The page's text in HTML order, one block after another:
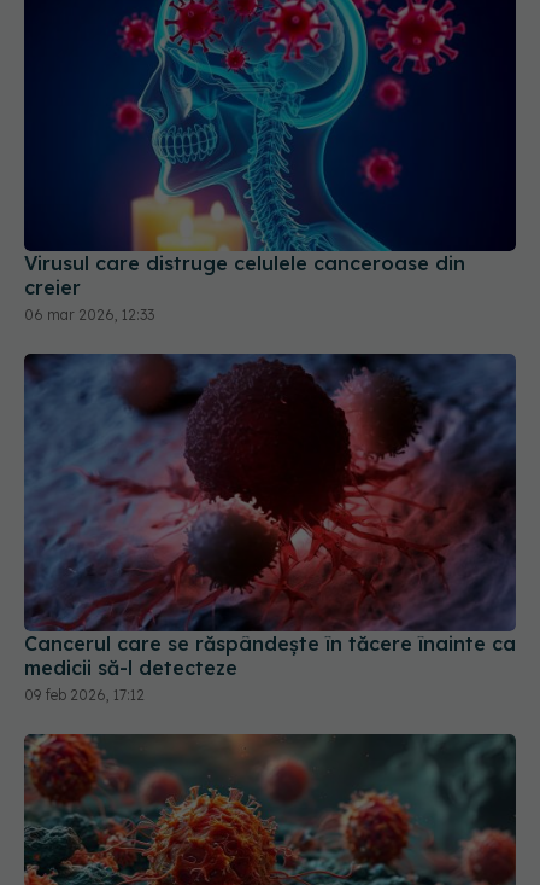
Virusul care distruge celulele canceroase din
creier
06 mar 2026, 12:33
Cancerul care se răspândește în tăcere înainte ca
medicii să-l detecteze
09 feb 2026, 17:12